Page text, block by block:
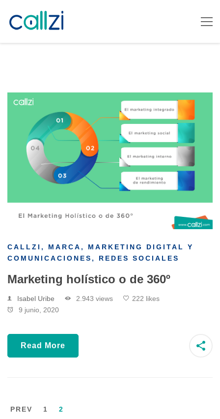
CALLZI , MARCA , MARKETING DIGITAL Y
COMUNICACIONES , REDES SOCIALES
Marketing holístico o de 360º
Isabel Uribe 2.943 views
222 likes
9 junio, 2020
Read More
PREV 1 2